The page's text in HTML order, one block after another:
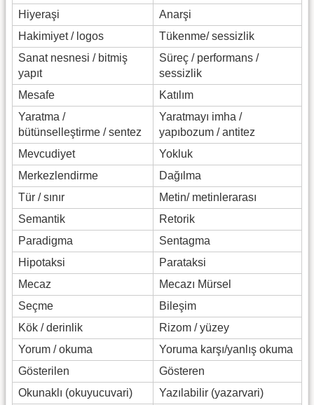
Hiyeraşi
Anarşi
Hakimiyet / logos
Tükenme/ sessizlik
Sanat nesnesi / bitmiş
yapıt
Süreç / performans /
sessizlik
Mesafe
Katılım
Yaratma /
bütünselleştirme / sentez
Yaratmayı imha /
yapıbozum / antitez
Mevcudiyet
Yokluk
Merkezlendirme
Dağılma
Tür / sınır
Metin/ metinlerarası
Semantik
Retorik
Paradigma
Sentagma
Hipotaksi
Parataksi
Mecaz
Mecazı Mürsel
Seçme
Bileşim
Kök / derinlik
Rizom / yüzey
Yorum / okuma
Yoruma karşı/yanlış okuma
Gösterilen
Gösteren
Okunaklı (okuyucuvari)
Yazılabilir (yazarvari)